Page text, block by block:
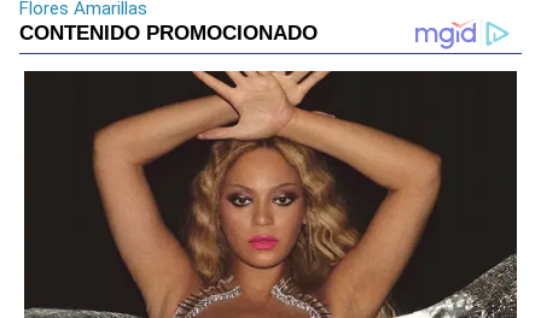
Flores Amarillas